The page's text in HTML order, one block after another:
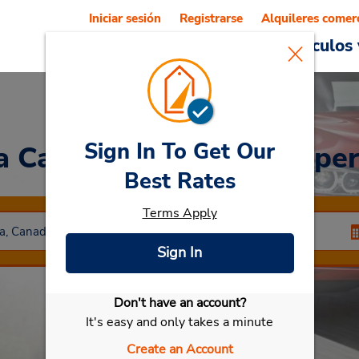
Iniciar sesión Registrarse Alquileres
Car at Edmonton -
Seleccionar mi vehículo
Sign In To Get Our
Best Rates
Terms Apply
Sign In
Don't have an account?
It's easy and only takes a minute
Create an Account